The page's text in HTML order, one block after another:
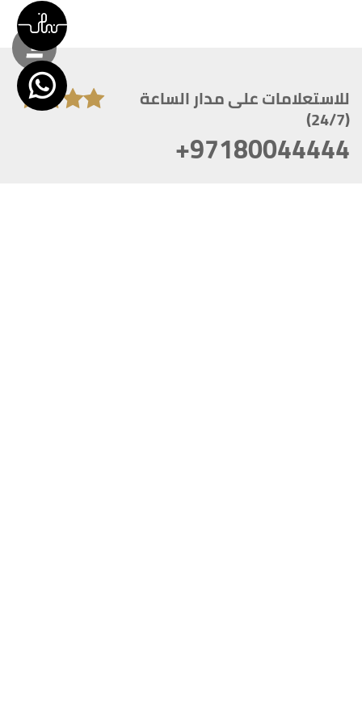
للاستعلامات على مدار الساعة
(24/7)
+97180044444